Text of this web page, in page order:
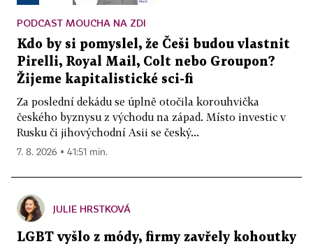
PODCAST MOUCHA NA ZDI
Kdo by si pomyslel, že Češi budou vlastnit
Pirelli, Royal Mail, Colt nebo Groupon?
Žijeme kapitalistické sci-fi
Za poslední dekádu se úplně otočila korouhvička
českého byznysu z východu na západ. Místo investic v
Rusku či jihovýchodní Asii se český...
7. 8. 2026 ▪ 41:51 min.
JULIE HRSTKOVÁ
LGBT vyšlo z módy, firmy zavřely kohoutky